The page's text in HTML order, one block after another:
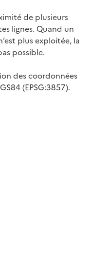
de plusieurs
lignes. Quand un
plus exploitée, la
possible.
des coordonnées
(EPSG:3857).